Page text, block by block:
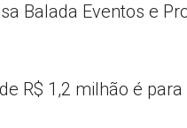
Balada Eventos e
R$ 1,2 milhão é